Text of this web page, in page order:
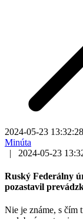
2024-05-23 13:32:28
Minúta
|
2024-05-23
Ruský Federálny
pozastavil
Nie je známe, s čím